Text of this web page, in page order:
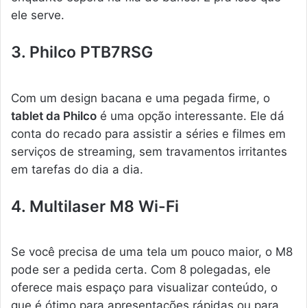
ele serve.
3. Philco PTB7RSG
Com um design bacana e uma pegada firme, o
tablet da Philco é uma opção interessante. Ele dá
conta do recado para assistir a séries e filmes em
serviços de streaming, sem travamentos irritantes
em tarefas do dia a dia.
4. Multilaser M8 Wi-Fi
Se você precisa de uma tela um pouco maior, o M8
pode ser a pedida certa. Com 8 polegadas, ele
oferece mais espaço para visualizar conteúdo, o